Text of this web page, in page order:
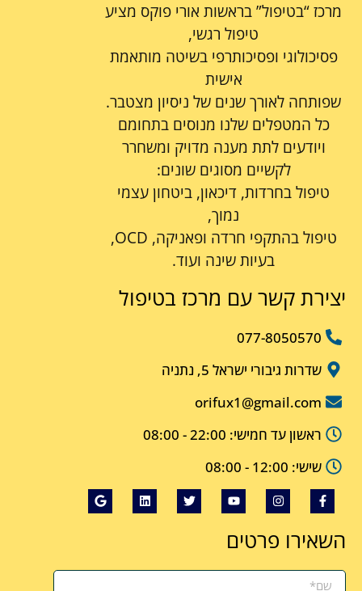
מרכז “בטיפול” בראשות אורי פוקס מציע
טיפול רגשי,
פסיכולוגי ופסיכותרפי בשיטה מותאמת
אישית
שפותחה לאורך שנים של ניסיון מצטבר.
כל המטפלים שלנו מנוסים בתחומם
ויודעים לתת מענה מדויק ומשחרר
לקשיים מסוגים שונים:
טיפול בחרדות, דיכאון, ביטחון עצמי
נמוך,
טיפול בהתקפי חרדה ופאניקה, OCD,
בעיות שינה ועוד.
יצירת קשר עם מרכז בטיפול
077-8050570
שדרות גיבורי ישראל 5, נתניה
orifux1@gmail.com
ראשון עד חמישי: 22:00 - 08:00
שישי: 12:00 - 08:00
השאירו פרטים